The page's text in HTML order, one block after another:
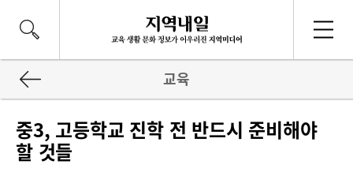
교육
중3, 고등학교 진학 전 반드시 준비해야
할 것들